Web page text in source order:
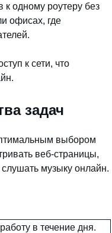
к одному роутеру без
офисах, где
к сети, что
задач
выбором
веб-страницы,
слушать музыку онлайн.
в течение дня.